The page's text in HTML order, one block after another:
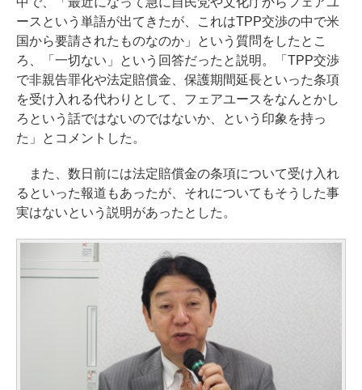
ースという単語が出てきたが、これはTPP交渉の中で米
国から要請されたものなのか」という質問をしたとこ
ろ、「一切ない」という回答だったと説明。「TPP交渉
で非親告罪化や法定賠償金、保護期間延長といった条項
を受け入れる代わりとして、フェアユースをなんとかし
ろという話ではないのではないか、という印象を持っ
た」とコメントした。
また、数日前には法定賠償金の条項について受け入れ
るといった報道もあったが、それについてもそうした事
実はないという説明があったとした。